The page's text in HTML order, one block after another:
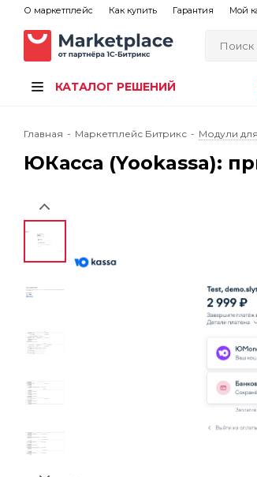
О маркетплейс Как купить Гарантия Мой
КАТАЛОГ РЕШЕНИЙ
Главная - Маркетплейс Битрикс - Модули
ЮКасса (Yookassa):